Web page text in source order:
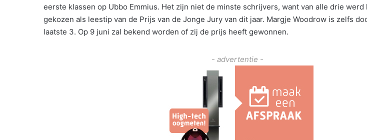
eerste klassen op Ubbo Emmius. Het zijn niet de minste schrijvers, want van alle drie
gekozen als leestip van de Prijs van de Jonge Jury van dit jaar. Margje Woodrow is zelfs
laatste 3. Op 9 juni zal bekend worden of zij de prijs heeft gewonnen.
- advertentie -